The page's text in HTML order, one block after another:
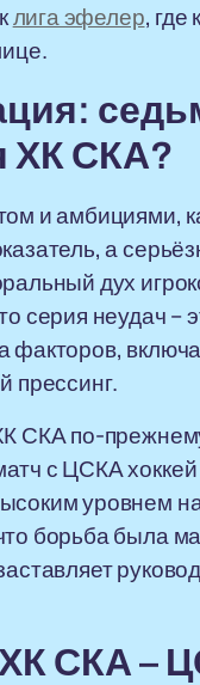
лига эфелер,
ХК СКА?
и амбициями,
а
дух
серия неудач –
факторов,
прессинг.
СКА по-
с ЦСКА
уровнем
борьба была
СКА –